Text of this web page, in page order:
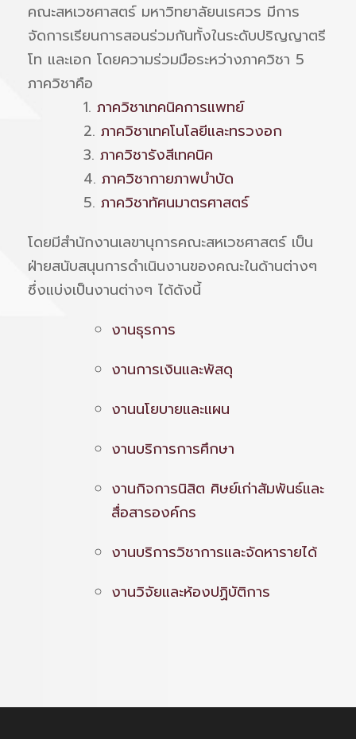
คณะสหเวชศาสตร์ มหาวิทยาลัยนเรศวร มีการ
จัดการเรียนการสอนร่วมกันทั้งในระดับปริญญาตรี
โท และเอก โดยความร่วมมือระหว่างภาควิชา 5
ภาควิชาคือ
1. ภาควิชาเทคนิคการแพทย์
2. ภาควิชาเทคโนโลยีและทรวงอก
3. ภาควิชารังสีเทคนิค
4. ภาควิชากายภาพบำบัด
5. ภาควิชาทัศนมาตรศาสตร์
โดยมีสำนักงานเลขานุการคณะสหเวชศาสตร์เป็น
ฝ่ายสนับสนุนการดำเนินงานของคณะในด้านต่างๆ
ซึ่งแบ่งเป็นงานต่างๆ ได้ดังนี้
งานธุรการ
งานการเงินและพัสดุ
งานนโยบายและแผน
งานบริการการศึกษา
งานกิจการนิสิต ศิษย์เก่าสัมพันธ์และ
สื่อสารองค์กร
งานบริการวิชาการและจัดหารายได้
งานวิจัยและห้องปฏิบัติการ